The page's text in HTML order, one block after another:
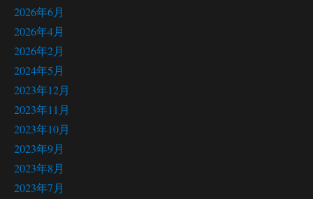
2026年6月
2026年4月
2026年2月
2024年5月
2023年12月
2023年11月
2023年10月
2023年9月
2023年8月
2023年7月